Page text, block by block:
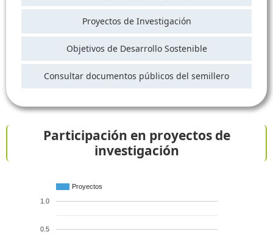
Proyectos de Investigación
Objetivos de Desarrollo Sostenible
Consultar documentos públicos del semillero
Participación en proyectos de
investigación
Proyectos
0.5
1.0